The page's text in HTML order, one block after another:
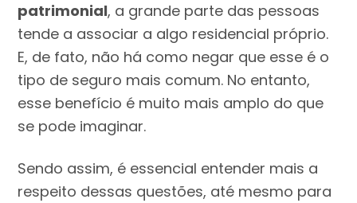
patrimonial, a grande parte das pessoas
tende a associar a algo residencial próprio.
E, de fato, não há como negar que esse é o
tipo de seguro mais comum. No entanto,
esse benefício é muito mais amplo do que
se pode imaginar.
Sendo assim, é essencial entender mais a
respeito dessas questões, até mesmo para